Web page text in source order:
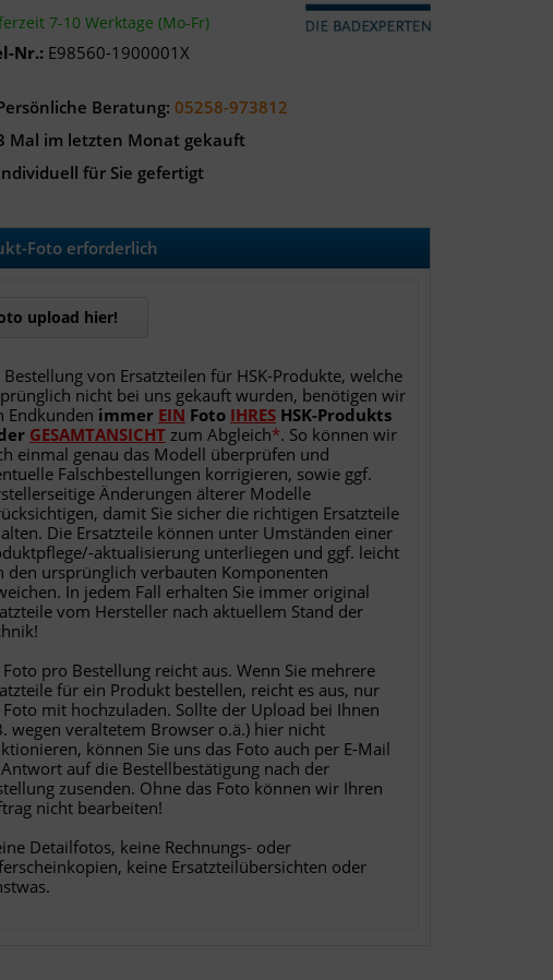
7-10 Werktage (Mo-Fr)
Nr.: E98560-1900001X
Beratung: 05258-973812
Mal im letzten Monat gekauft
für Sie gefertigt
Foto erforderlich
upload hier!
Bestellung von Ersatzteilen für HSK-Produkte, welche
nicht bei uns gekauft wurden, benötigen wir
Endkunden immer EIN Foto IHRES HSK-Produkts
GESAMTANSICHTzum Abgleich*. So können wir
einmal genau das Modell überprüfen und
Falschbestellungen korrigieren, sowie ggf.
Änderungen älterer Modelle
damit Sie sicher die richtigen Ersatzteile
Die Ersatzteile können unter Umständen einer
aktualisierung unterliegen und ggf. leicht
den ursprünglich verbauten Komponenten
In jedem Fall erhalten Sie immer original
vom Hersteller nach aktuellem Stand der
Foto pro Bestellung reicht aus. Wenn Sie mehrere
für ein Produkt bestellen, reicht es aus, nur
Foto mit hochzuladen. Sollte der Upload bei Ihnen
wegen veraltetem Browser o.ä.) hier nicht
können Sie uns das Foto auch per E-Mail
auf die Bestellbestätigung nach der
zusenden. Ohne das Foto können wir Ihren
nicht bearbeiten!
Detailfotos, keine Rechnungs- oder
keine Ersatzteilübersichten oder